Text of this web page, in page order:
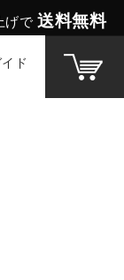
げで 送料無料
ド